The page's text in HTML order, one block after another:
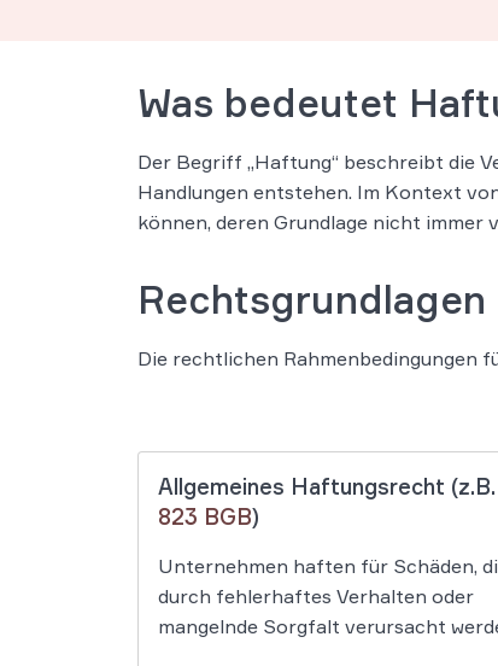
Was bedeutet
Der Begriff „Haftung“ beschreibt die
Handlungen entstehen. Im Kontext
können, deren Grundlage nicht immer
Die rechtlichen Rahmenbedingungen
Allgemeines Haftungsrecht (z.B.
823 BGB)
Unternehmen haften für Schäden,
durch fehlerhaftes Verhalten oder
mangelnde Sorgfalt verursacht